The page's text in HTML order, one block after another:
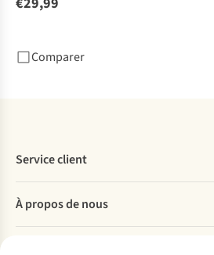
Comparer
Service client
Commander
Payer
À propos de nous